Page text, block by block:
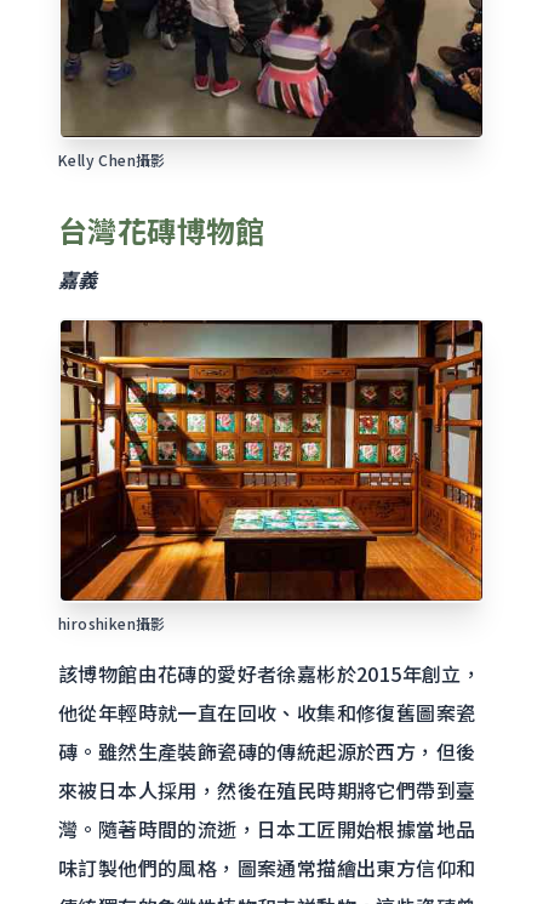
Kelly Chen攝影
台灣花磚博物館
嘉義
hiroshiken攝影
該博物館由花磚的愛好者徐嘉彬於2015年創立，
他從年輕時就一直在回收、收集和修復舊圖案瓷
磚。雖然生產裝飾瓷磚的傳統起源於西方，但後
來被日本人採用，然後在殖民時期將它們帶到臺
灣。隨著時間的流逝，日本工匠開始根據當地品
味訂製他們的風格，圖案通常描繪出東方信仰和